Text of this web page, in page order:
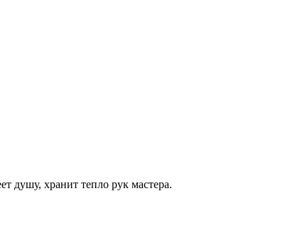
душу, хранит тепло рук мастера.